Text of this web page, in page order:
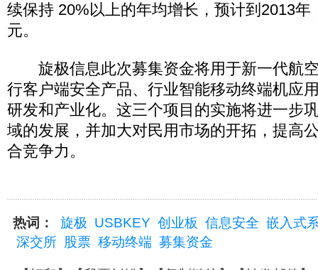
续保持 20%以上的年均增长，预计到2013年
元。
旋极信息此次募集资金将用于新一代航
行客户端安全产品、行业智能移动终端机应
研发和产业化。这三个项目的实施将进一步
域的发展，并加大对民用市场的开拓，提高
合竞争力。
热词： 旋极 USBKEY 创业板 信息安全 嵌入式
深交所 股票 移动终端 募集资金